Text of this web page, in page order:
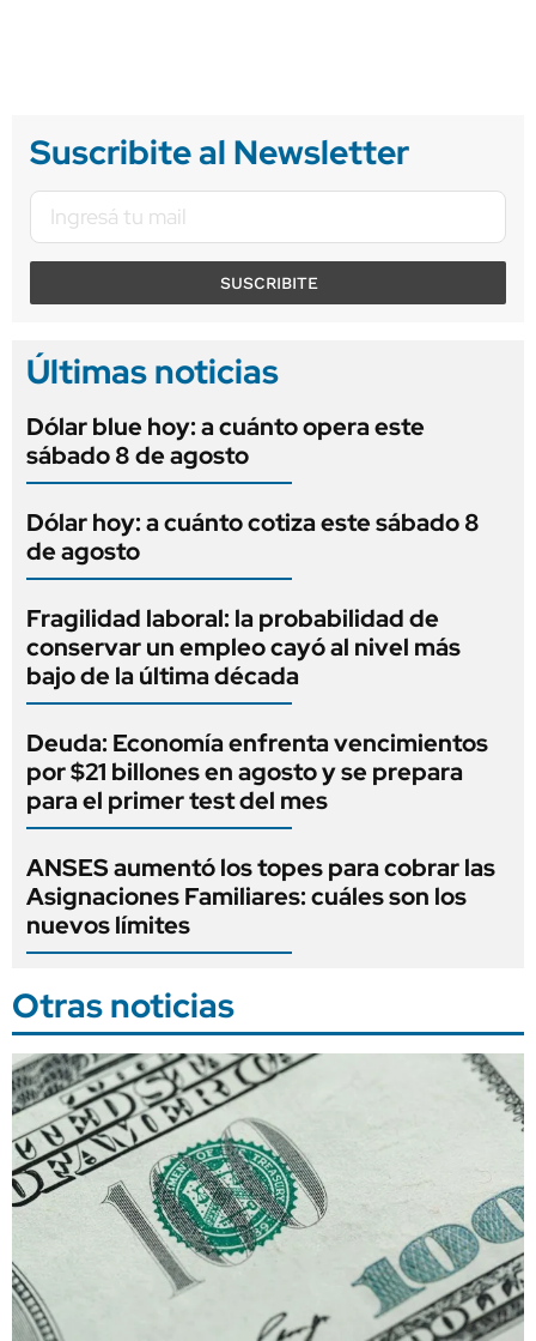
Suscribite al Newsletter
SUSCRIBITE
Últimas noticias
Dólar blue hoy: a cuánto opera este
sábado 8 de agosto
Dólar hoy: a cuánto cotiza este sábado 8
de agosto
Fragilidad laboral: la probabilidad de
conservar un empleo cayó al nivel más
bajo de la última década
Deuda: Economía enfrenta vencimientos
por $21 billones en agosto y se prepara
para el primer test del mes
ANSES aumentó los topes para cobrar las
Asignaciones Familiares: cuáles son los
nuevos límites
Otras noticias